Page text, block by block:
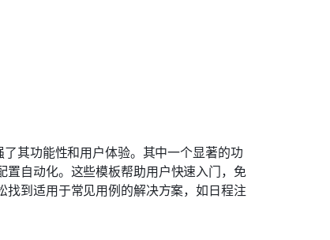
其功能性和用户体验。其中一个显著的功
置自动化。这些模板帮助用户快速入门，免
到适用于常见用例的解决方案，如日程注